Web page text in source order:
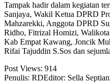
Tampak hadir dalam kegiatan
Sanjaya, Wakil Ketua DPRD
Mahzarekki, Anggota DPRD
Ridho, Fitrizal Homizi,
Kab Empat Kawang, Joncik
Rifai Tajuddin S.Sos dan
Post Views: 914
Penulis: RDEditor: Sella